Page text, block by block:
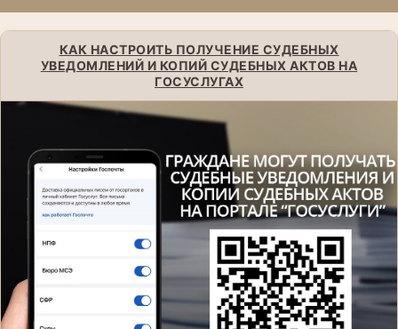
КАК НАСТРОИТЬ ПОЛУЧЕНИЕ СУДЕБНЫХ
УВЕДОМЛЕНИЙ И КОПИЙ СУДЕБНЫХ АКТОВ НА
ГОСУСЛУГАХ